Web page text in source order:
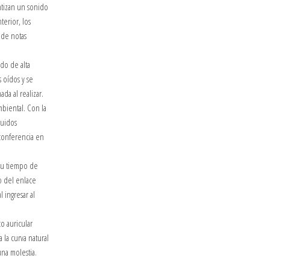
un sonido
los
notas
de alta
y se
al realizar.
Con la
en
tiempo de
del enlace
ingresar al
auricular
curva natural
molestia.